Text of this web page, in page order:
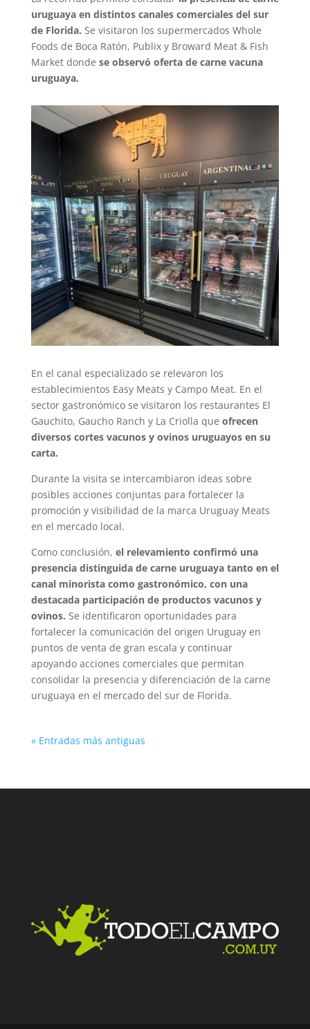
uruguaya en distintos canales comerciales del sur
de Florida. Se visitaron los supermercados Whole
Foods de Boca Ratón, Publix y Broward Meat & Fish
Market donde se observó oferta de carne vacuna
uruguaya.
En el canal especializado se relevaron los
establecimientos Easy Meats y Campo Meat. En el
sector gastronómico se visitaron los restaurantes El
Gauchito, Gaucho Ranch y La Criolla que ofrecen
diversos cortes vacunos y ovinos uruguayos en su
carta.
Durante la visita se intercambiaron ideas sobre
posibles acciones conjuntas para fortalecer la
promoción y visibilidad de la marca Uruguay Meats
en el mercado local.
Como conclusión, el relevamiento confirmó una
presencia distinguida de carne uruguaya tanto en el
canal minorista como gastronómico, con una
destacada participación de productos vacunos y
ovinos. Se identificaron oportunidades para
fortalecer la comunicación del origen Uruguay en
puntos de venta de gran escala y continuar
apoyando acciones comerciales que permitan
consolidar la presencia y diferenciación de la carne
uruguaya en el mercado del sur de Florida.
« Entradas más antiguas